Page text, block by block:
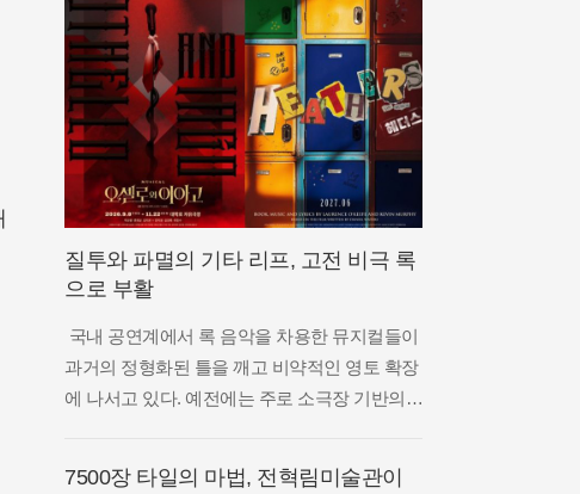
도깨비’는 우리가 매일 사용하는 문자가 어떻게
생명력을 지닌 예술적 존재로 변모할 수 있는지
를 극명하게 보여준다. 작가는 한글 자모
질투와 파멸의 기타 리프, 고전 비극 록
으로 부활
국내 공연계에서 록 음악을 차용한 뮤지컬들이
과거의 정형화된 틀을 깨고 비약적인 영토 확장
에 나서고 있다. 예전에는 주로 소극장 기반의
7500장 타일의 마법, 전혁림미술관이